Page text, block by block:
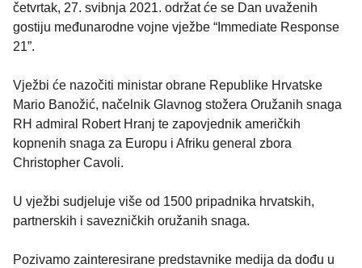
četvrtak, 27. svibnja 2021. održat će se Dan uvaženih
gostiju međunarodne vojne vježbe “Immediate Response
21”.
Vježbi će nazočiti ministar obrane Republike Hrvatske
Mario Banožić, načelnik Glavnog stožera Oružanih snaga
RH admiral Robert Hranj te zapovjednik američkih
kopnenih snaga za Europu i Afriku general zbora
Christopher Cavoli.
U vježbi sudjeluje više od 1500 pripadnika hrvatskih,
partnerskih i savezničkih oružanih snaga.
Pozivamo zainteresirane predstavnike medija da dođu u